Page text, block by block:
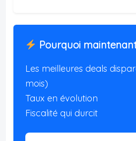
Pourquoi
Les meilleures deals
mois)
Taux en évolution
Fiscalité qui durcit